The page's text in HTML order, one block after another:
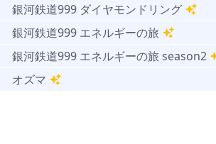
銀河鉄道999 ダイヤモンドリング
銀河鉄道999 エネルギーの旅
銀河鉄道999 エネルギーの旅 season2
オズマ